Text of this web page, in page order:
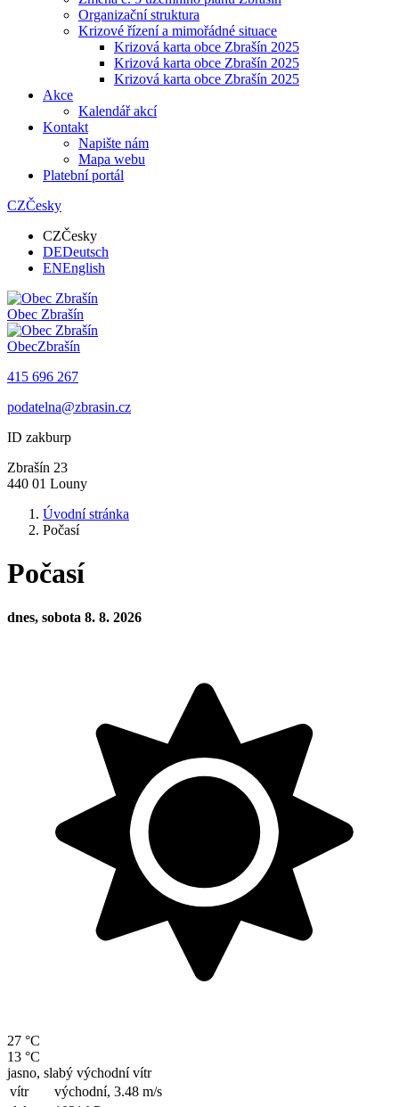
Organizační struktura
Krizové řízení a mimořádné situace
Krizová karta obce Zbrašín 2025
Krizová karta obce Zbrašín 2025
Krizová karta obce Zbrašín 2025
Akce
Kalendář akcí
Kontakt
Napište nám
Mapa webu
Platební portál
CZČesky
CZČesky
DEDeutsch
ENEnglish
Obec Zbrašín
ObecZbrašín
415 696 267
podatelna@zbrasin.cz
ID zakburp
Zbrašín 23
440 01 Louny
Úvodní stránka
Počasí
Počasí
dnes, sobota 8. 8. 2026
27 °C
13 °C
jasno, slabý východní vítr
vítr
východní, 3.48 m/s